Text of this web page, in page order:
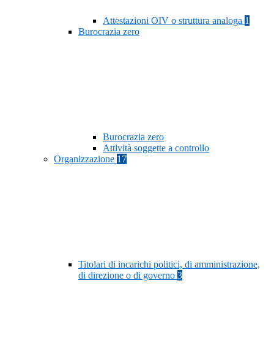
Attestazioni OIV o struttura analoga 1
Burocrazia zero
Burocrazia zero
Attività soggette a controllo
Organizzazione 17
Titolari di incarichi politici, di amministrazione,
di direzione o di governo 3